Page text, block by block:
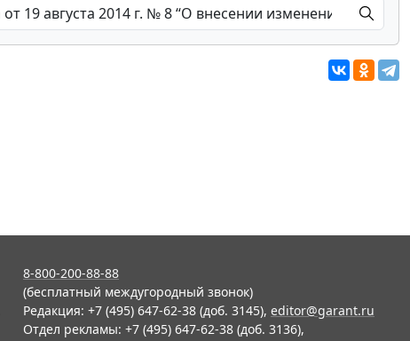
8-800-200-88-88
(бесплатный междугородный звонок)
Редакция: +7 (495) 647-62-38 (доб. 3145), editor@garant.ru
Отдел рекламы: +7 (495) 647-62-38 (доб. 3136),